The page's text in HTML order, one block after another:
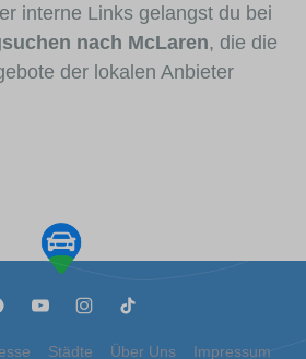
interne Links gelangst du bei
nach McLaren, die die
der lokalen Anbieter
Städte Über Uns Impressum